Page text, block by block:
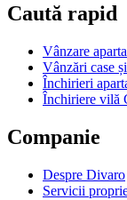
Caută rapid
Vânzare
Vânzări case
Închirieri
Închiriere vilă
Companie
Despre Divaro
Servicii